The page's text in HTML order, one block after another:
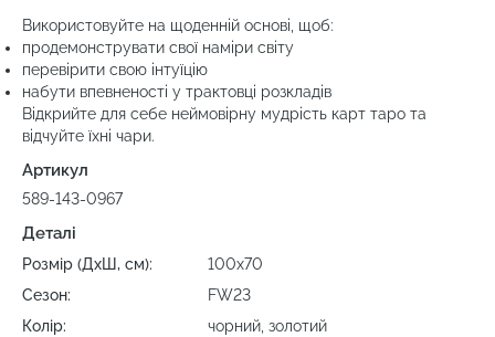
Використовуйте на щоденній основі, щоб:
продемонструвати свої наміри світу
перевірити свою інтуїцію
набути впевненості у трактовці розкладів
Відкрийте для себе неймовірну мудрість карт таро та
відчуйте їхні чари.
Артикул
589-143-0967
Деталі
Розмір (ДхШ, см):
100х70
Сезон:
FW23
Колір:
чорний, золотий